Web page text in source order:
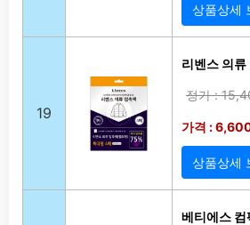
상품상세
19
리벤스 의
정가 :
가격 :
상품상세
베티에스 컴